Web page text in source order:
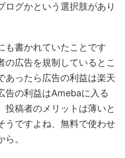
ログかという選択肢があり
も書かれていたことです
の広告を規制しているとこ
あったら広告の利益は楽天
告の利益はAmebaに入る
投稿者のメリットは薄いと
うですよね、無料で使わせ
。